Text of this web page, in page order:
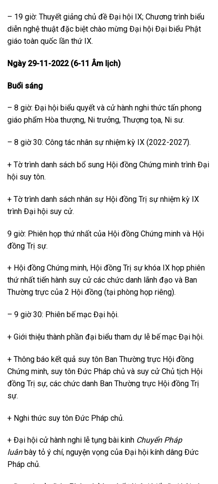
– 19 giờ: Thuyết giảng chủ đề Đại hội IX; Chương trình biểu
diễn nghệ thuật đặc biệt chào mừng Đại hội Đại biểu Phật
giáo toàn quốc lần thứ IX.
Ngày 29-11-2022 (6-11 Âm lịch)
Buổi sáng
– 8 giờ: Đại hội biểu quyết và cử hành nghi thức tấn phong
giáo phẩm Hòa thượng, Ni trưởng, Thượng tọa, Ni sư.
– 8 giờ 30: Công tác nhân sự nhiệm kỳ IX (2022-2027).
+ Tờ trình danh sách bổ sung Hội đồng Chứng minh trình Đại
hội suy tôn.
+ Tờ trình danh sách nhân sự Hội đồng Trị sự nhiệm kỳ IX
trình Đại hội suy cử.
9 giờ: Phiên họp thứ nhất của Hội đồng Chứng minh và Hội
đồng Trị sự.
+ Hội đồng Chứng minh, Hội đồng Trị sự khóa IX họp phiên
thứ nhất tiến hành suy cử các chức danh lãnh đạo và Ban
Thường trực của 2 Hội đồng (tại phòng họp riêng).
– 9 giờ 30: Phiên bế mạc Đại hội.
+ Giới thiệu thành phần đại biểu tham dự lễ bế mạc Đại hội.
+ Thông báo kết quả suy tôn Ban Thường trực Hội đồng
Chứng minh, suy tôn Đức Pháp chủ và suy cử Chủ tịch Hội
đồng Trị sự, các chức danh Ban Thường trực Hội đồng Trị
sự.
+ Nghi thức suy tôn Đức Pháp chủ.
+ Đại hội cử hành nghi lễ tụng bài kinh Chuyển Pháp
luânbày tỏ ý chí, nguyện vọng của Đại hội kính dâng Đức
Pháp chủ.